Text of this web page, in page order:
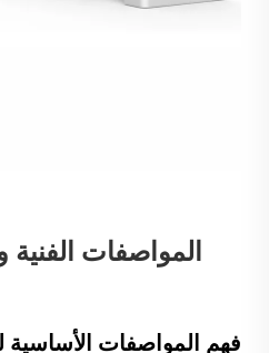
المواصفات الفنية
فهم المواصفات الأساسية